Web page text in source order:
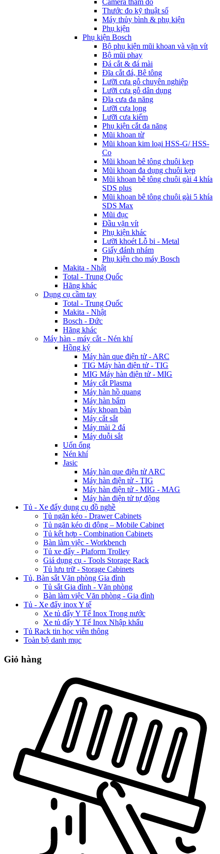
Thước đo kỹ thuật số
Máy thủy bình & phụ kiện
Phụ kịện
Phụ kiện Bosch
Bộ phụ kiện mũi khoan và vặn vít
Bộ mũi phay
Đá cắt & đá mài
Đĩa cắt đá, Bê tông
Lưỡi cưa gỗ chuyên nghiệp
Lưỡi cưa gỗ dân dụng
Đĩa cưa đa năng
Lưỡi cưa lọng
Lưỡi cưa kiếm
Phụ kiện cắt đa năng
Mũi khoan từ
Mũi khoan kim loại HSS-G/ HSS-
Co
Mũi khoan bê tông chuôi kẹp
Mũi khoan đa dụng chuôi kẹp
Mũi khoan bê tông chuôi gài 4 khía
SDS plus
Mũi khoan bê tông chuôi gài 5 khía
SDS Max
Mũi đục
Đầu vặn vít
Phụ kiện khác
Lưỡi khoét Lỗ bi - Metal
Giấy đánh nhám
Phụ kiện cho máy Bosch
Makita - Nhật
Total - Trung Quốc
Hãng khác
Dụng cụ cầm tay
Total - Trung Quốc
Makita - Nhật
Bosch - Đức
Hãng khác
Máy hàn - máy cắt - Nén khí
Hồng ký
Máy hàn que điện tử - ARC
TIG Máy hàn điện tử - TIG
MIG Máy hàn điện tử - MIG
Máy cắt Plasma
Máy hàn hồ quang
Máy hàn bẩm
Máy khoan bàn
Máy cắt sắt
Máy mài 2 đá
Máy duỗi sắt
Uốn ống
Nén khí
Jasic
Máy hàn que điện tử ARC
Máy hàn điện tử - TIG
Máy hàn điện tử - MIG - MAG
Máy hàn điện tử tự động
Tủ - Xe đẩy dụng cụ đồ nghề
Tủ ngăn kéo - Drawer Cabinets
Tủ ngăn kéo di động – Mobile Cabinet
Tủ kết hợp - Combination Cabinets
Bàn làm việc - Workbench
Tủ xe đẩy - Plaform Trolley
Giá dụng cụ - Tools Storage Rack
Tủ lưu trữ - Storage Cabinets
Tủ, Bàn sắt Văn phòng Gia đình
Tủ sắt Gia đình - Văn phòng
Bàn làm việc Văn phòng - Gia đình
Tủ - Xe đẩy inox Y tế
Xe tủ đẩy Y Tế Inox Trong nước
Xe tủ đẩy Y Tế Inox Nhập khẩu
Tủ Rack tin học viễn thông
Toàn bộ danh mục
Giỏ hàng